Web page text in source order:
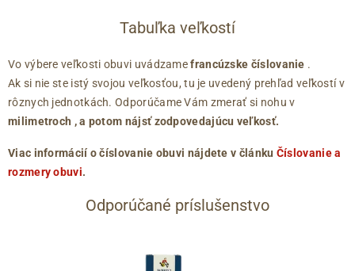
Tabuľka veľkostí
Vo výbere veľkosti obuvi uvádzamefrancúzske číslovanie .
Ak si nie ste istý svojou veľkosťou, tu je uvedený prehľad veľkostí v
rôznych jednotkách. Odporúčame Vám zmerať si nohu v
milimetroch , a potom nájsť zodpovedajúcu veľkosť.
Viac informácií o číslovanie obuvi nájdete v článku Číslovanie a
rozmery obuvi.
Odporúčané príslušenstvo